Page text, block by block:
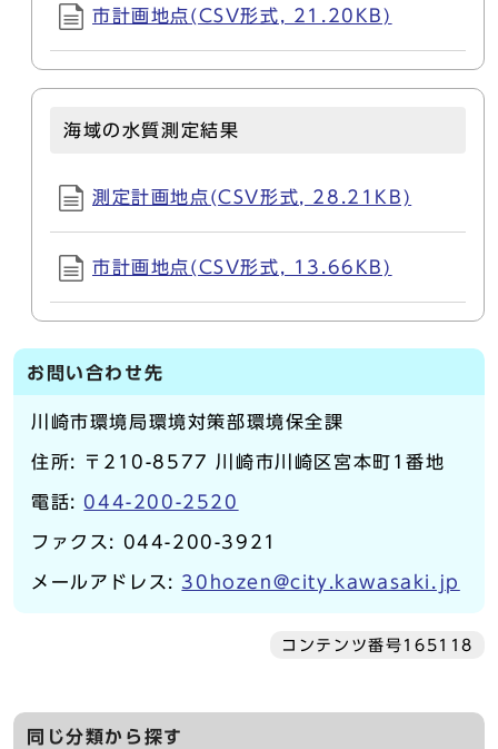
市計画地点(CSV形式, 21.20KB)
海域の水質測定結果
測定計画地点(CSV形式, 28.21KB)
市計画地点(CSV形式, 13.66KB)
お問い合わせ先
川崎市環境局環境対策部環境保全課
住所: 〒210-8577 川崎市川崎区宮本町1番地
電話: 044-200-2520
ファクス: 044-200-3921
メールアドレス: 30hozen@city.kawasaki.jp
コンテンツ番号165118
同じ分類から探す